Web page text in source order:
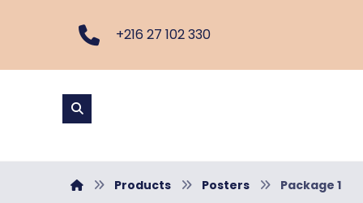
+216 27 102 330
Products Posters Package 1